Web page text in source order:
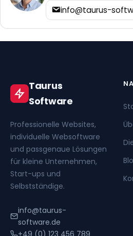
info@taurus-
Taurus
Software
Professionelle Websites,
individuelle Websoftware
und passgenaue Lösungen
für kleine Unternehmen,
Start-ups und
Selbstständige.
info@taurus-
software.de
+49 (0) 123 456 789